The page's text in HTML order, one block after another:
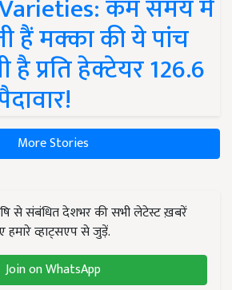
कम समय में
हैं मक्का की ये पांच
है प्रति हेक्टेयर 126.6
More Stories
से संबंधित देशभर की सभी लेटेस्ट ख़बरें
व्हाट्सएप से जुड़ें.
Join on WhatsApp